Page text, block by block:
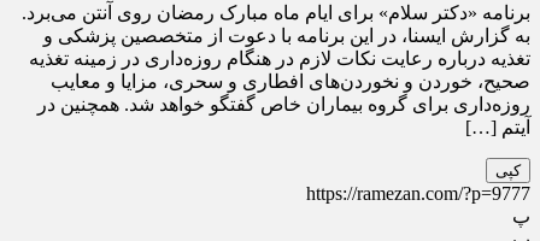
برنامه «دکتر سلام» برای ایام ماه مبارک رمضان روی آنتن می‌برد.
به گزارش ایسنا، در این برنامه با دعوت از متخصصین پزشکی و
تغذیه درباره رعایت نکات لازم در هنگام روزه‌داری در زمینه تغذیه
صحیح، خوردن و نخوردن‌های افطاری و سحری، مزایا و معایب
روزه‌داری برای گروه بیماران خاص گفتگو خواهد شد. همچنین در
آیتم […]
کپی
https://ramezan.com/?p=9777
پ